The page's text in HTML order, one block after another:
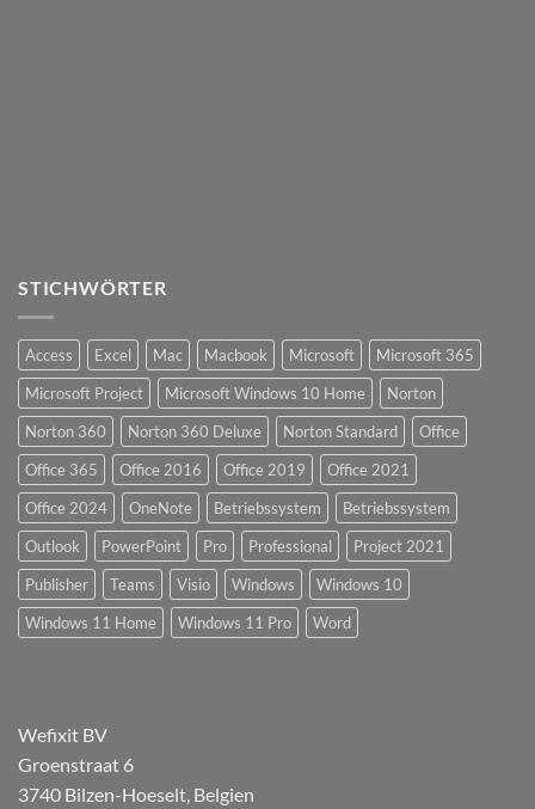
STICHWÖRTER
Access Excel Mac Macbook Microsoft
Microsoft 365
Microsoft Project
Microsoft Windows 10 Home
Norton
Norton 360
Norton 360 Deluxe Norton Standard
Office
Office 365
Office 2016 Office 2019
Office 2021
Office 2024
OneNote Betriebssystem
Betriebssystem
Outlook
PowerPoint Pro Professional
Project 2021
Publisher
Teams Visio Windows
Windows 10
Windows 11 Home
Windows 11 Pro Word
Wefixit BV
Groenstraat 6
3740 Bilzen-Hoeselt, Belgien